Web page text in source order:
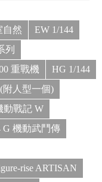
自然
EW 1/144
列
重戰機
HG 1/144
附人型一個)
動戰記 W
G 機動武鬥傳
rise ARTISAN